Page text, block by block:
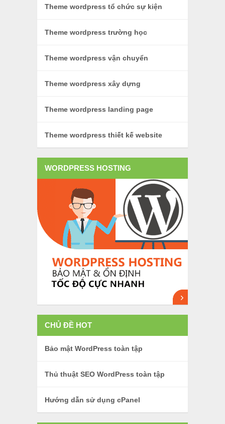
Theme wordpress tổ chức sự kiện
Theme wordpress trường học
Theme wordpress vận chuyển
Theme wordpress xây dựng
Theme wordpress landing page
Theme wordpress thiết kế website
WORDPRESS HOSTING
CHỦ ĐỀ HOT
Bảo mật WordPress toàn tập
Thủ thuật SEO WordPress toàn tập
Hướng dẫn sử dụng cPanel